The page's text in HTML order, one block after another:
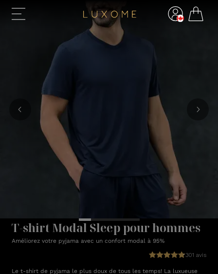
T-shirt Modal Sleep pour hommes
Améliorez votre pyjama avec un confort modal à 95%
301 avis
Le t-shirt de pyjama le plus doux de tous les temps! La luxueuse